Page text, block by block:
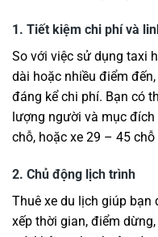
1. Tiết kiệm chi phí và
So với việc sử dụng taxi
dài hoặc nhiều điểm
đáng kể chi phí. Bạn có
lượng người và mục
chỗ, hoặc xe 29 – 45
2. Chủ động lịch trình
Thuê xe du lịch giúp bạn
xếp thời gian, điểm